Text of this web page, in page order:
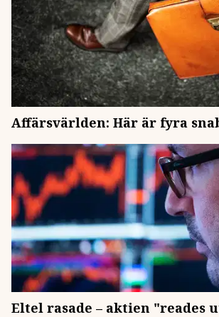
Affärsvärlden: Här är fyra
Eltel rasade – aktien "reades